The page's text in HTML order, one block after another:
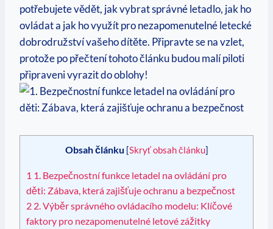
potřebujete vědět, jak vybrat správné letadlo, jak ho
ovládat a jak ho využít pro nezapomenutelné letecké
dobrodružství vašeho dítěte. Připravte se na vzlet,
protože po přečtení tohoto článku budou malí piloti
připraveni vyrazit do oblohy!
Obsah článku [Skryť obsah článku]
1 1. Bezpečnostní funkce letadel na ovládání pro
děti: Zábava, která zajišťuje ochranu a bezpečnost
2 2. Výběr správného ovládacího modelu: Klíčové
faktory pro nezapomenutelné letové zážitky